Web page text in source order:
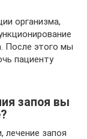
организма,
После этого мы
пациенту
запоя вы
лечение запоя